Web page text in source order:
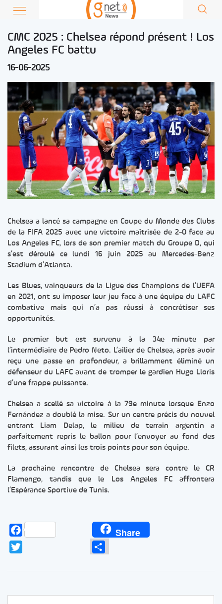
CMC 2025 : Chelsea répond présent ! Los
Angeles FC battu
16-06-2025
Chelsea a lancé sa campagne en Coupe du Monde des Clubs
de la FIFA 2025 avec une victoire maîtrisée de 2-0 face au
Los Angeles FC, lors de son premier match du Groupe D, qui
s’est déroulé ce lundi 16 juin 2025 au Mercedes-Benz
Stadium d’Atlanta.
Les Blues, vainqueurs de la Ligue des Champions de l’UEFA
en 2021, ont su imposer leur jeu face à une équipe du LAFC
combative mais qui n’a pas réussi à concrétiser ses
opportunités.
Le premier but est survenu à la 34e minute par
l’intermédiaire de Pedro Neto. L’ailier de Chelsea, après avoir
reçu une passe en profondeur, a brillamment éliminé un
défenseur du LAFC avant de tromper le gardien Hugo Lloris
d’une frappe puissante.
Chelsea a scellé sa victoire à la 79e minute lorsque Enzo
Fernández a doublé la mise. Sur un centre précis du nouvel
entrant Liam Delap, le milieu de terrain argentin a
parfaitement repris le ballon pour l’envoyer au fond des
filets, assurant ainsi les trois points pour son équipe.
La prochaine rencontre de Chelsea sera contre le CR
Flamengo, tandis que le Los Angeles FC affrontera
l’Espérance Sportive de Tunis.
Facebook Share